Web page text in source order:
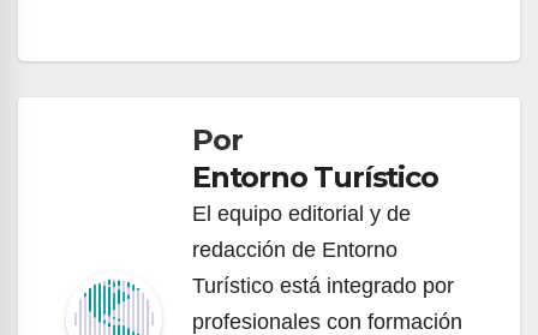
Navegación
entradasPor
Entorno Turístico
El equipo editorial y de
redacción de Entorno
Turístico está integrado por
profesionales con formación